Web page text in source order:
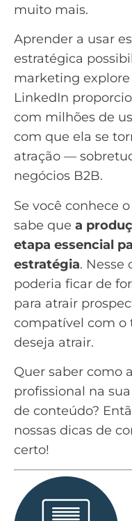
muito mais.
Aprender a usar
estratégica
marketing
LinkedIn
com milhões de
com que ela se
atração —
negócios B2B.
Se você conhece o
sabe que a
etapa essencial
estratégia. Nesse
poderia ficar de
para atrair
compatível com o
deseja atrair.
Quer saber como
profissional na
de conteúdo?
nossas dicas de
certo!